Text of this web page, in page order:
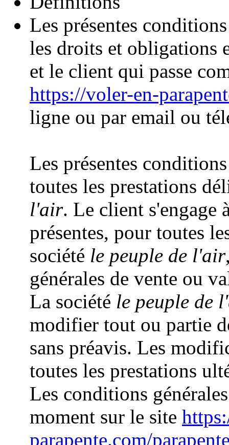
Les présentes
les droits et obligations
et le client qui passe
https://voler-en-
ligne ou par email ou
Les présentes
toutes les prestations
l'air. Le client s'engage
présentes, pour toutes
société le peuple de l'air
générales de vente ou
La société le peuple de
modifier tout ou partie
sans préavis. Les
toutes les prestations
Les conditions
moment sur le site
parapente.com/